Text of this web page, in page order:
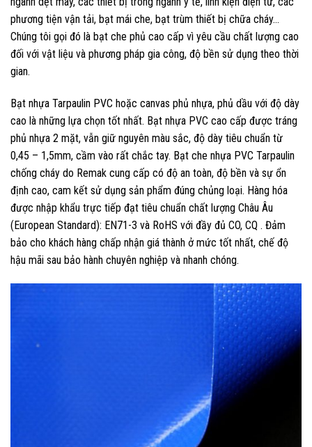
phương tiện vận tải, bạt mái che, bạt trùm thiết bị chữa cháy…
Chúng tôi gọi đó là bạt che phủ cao cấp vì yêu cầu chất lượng cao
đối với vật liệu và phương pháp gia công, độ bền sử dụng theo thời
gian.
Bạt nhựa Tarpaulin PVC hoặc canvas phủ nhựa, phủ dầu với độ dày
cao là những lựa chọn tốt nhất. Bạt nhựa PVC cao cấp được tráng
phủ nhựa 2 mặt, vẫn giữ nguyên màu sắc, độ dày tiêu chuẩn từ
0,45 – 1,5mm, cầm vào rất chắc tay. Bạt che nhựa PVC Tarpaulin
chống cháy do Remak cung cấp có độ an toàn, độ bền và sự ổn
định cao, cam kết sử dụng sản phẩm đúng chủng loại. Hàng hóa
được nhập khẩu trực tiếp đạt tiêu chuẩn chất lượng Châu Âu
(European Standard): EN71-3 và RoHS với đầy đủ CO, CQ . Đảm
bảo cho khách hàng chấp nhận giá thành ở mức tốt nhất, chế độ
hậu mãi sau bảo hành chuyên nghiệp và nhanh chóng.